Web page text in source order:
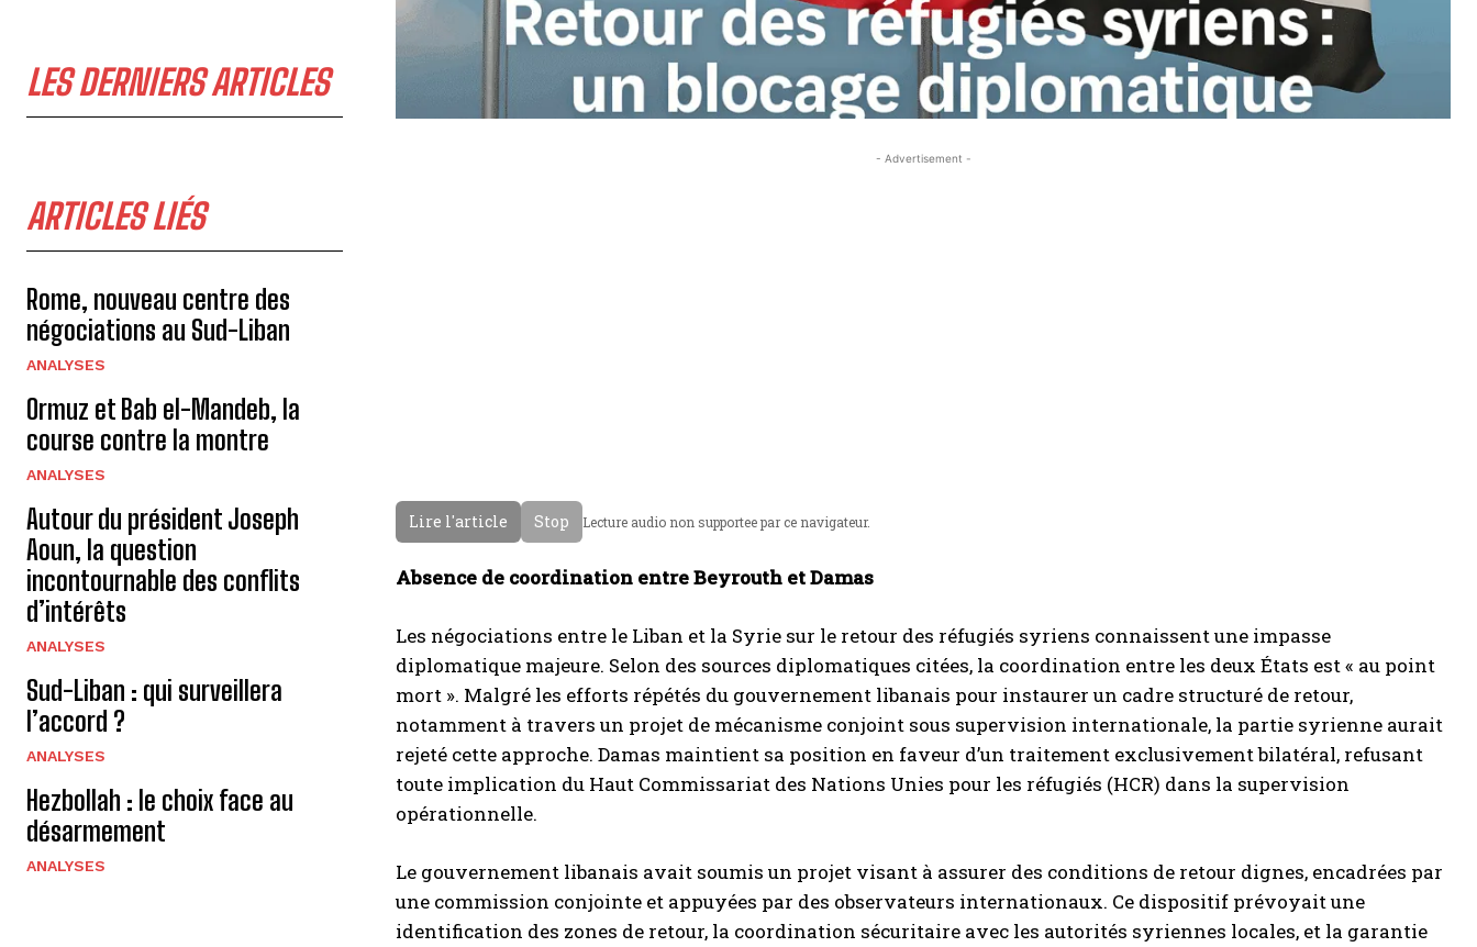
LES DERNIERS ARTICLES
ARTICLES LIÉS
Rome, nouveau centre des
négociations au Sud-Liban
ANALYSES
Ormuz et Bab el-Mandeb, la
course contre la montre
ANALYSES
Autour du président Joseph
Aoun, la question
incontournable des conflits
d’intérêts
ANALYSES
Sud-Liban : qui surveillera
l’accord ?
ANALYSES
Hezbollah : le choix face au
désarmement
ANALYSES
- Advertisement -
Lire l'article Stop Lecture audio non supportee par ce navigateur.
Absence de coordination entre Beyrouth et Damas
Les négociations entre le Liban et la Syrie sur le retour des réfugiés syriens connaissent une impasse
diplomatique majeure. Selon des sources diplomatiques citées, la coordination entre les deux États est « au point
mort ». Malgré les efforts répétés du gouvernement libanais pour instaurer un cadre structuré de retour,
notamment à travers un projet de mécanisme conjoint sous supervision internationale, la partie syrienne aurait
rejeté cette approche. Damas maintient sa position en faveur d’un traitement exclusivement bilatéral, refusant
toute implication du Haut Commissariat des Nations Unies pour les réfugiés (HCR) dans la supervision
opérationnelle.
Le gouvernement libanais avait soumis un projet visant à assurer des conditions de retour dignes, encadrées par
une commission conjointe et appuyées par des observateurs internationaux. Ce dispositif prévoyait une
identification des zones de retour, la coordination sécuritaire avec les autorités syriennes locales, et la garantie